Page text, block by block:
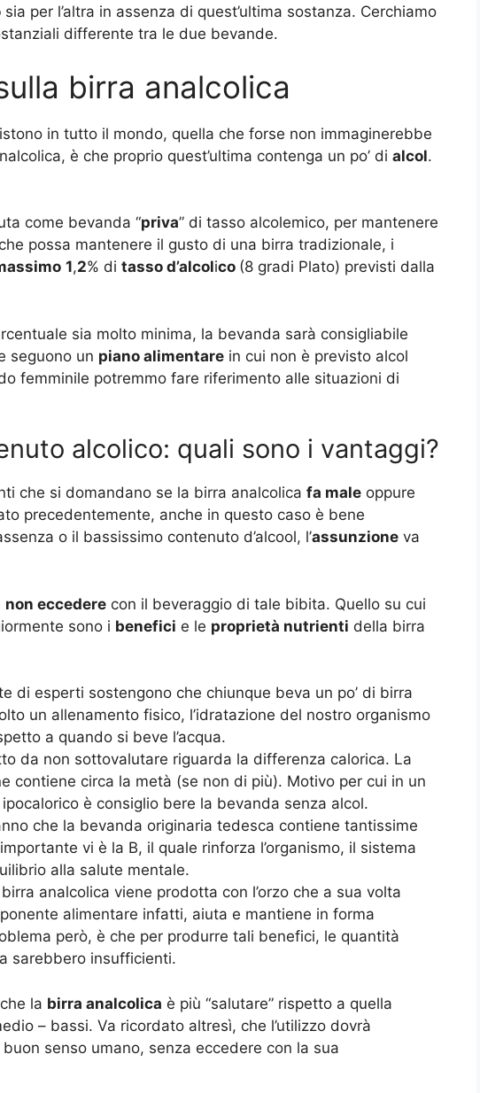
sia per l’altra in assenza di quest’ultima sostanza. Cerchiamo
differente tra le due bevande.
birra analcolica
in tutto il mondo, quella che forse non immaginerebbe
è che proprio quest’ultima contenga un po’ di alcol.
come bevanda “priva” di tasso alcolemico, per mantenere
possa mantenere il gusto di una birra tradizionale, i
1,2% di tasso d’alcolico (8 gradi Plato) previsti dalla
sia molto minima, la bevanda sarà consigliabile
seguono un piano alimentare in cui non è previsto alcol
femminile potremmo fare riferimento alle situazioni di
alcolico: quali sono i vantaggi?
che si domandano se la birra analcolica fa male oppure
precedentemente, anche in questo caso è bene
o il bassissimo contenuto d’alcool, l’assunzione va
non eccedere con il beveraggio di tale bibita. Quello su cui
sono i benefici e le proprietà nutrienti della birra
di esperti sostengono che chiunque beva un po’ di birra
un allenamento fisico, l’idratazione del nostro organismo
a quando si beve l’acqua.
da non sottovalutare riguarda la differenza calorica. La
contiene circa la metà (se non di più). Motivo per cui in un
è consiglio bere la bevanda senza alcol.
che la bevanda originaria tedesca contiene tantissime
vi è la B, il quale rinforza l’organismo, il sistema
alla salute mentale.
analcolica viene prodotta con l’orzo che a sua volta
alimentare infatti, aiuta e mantiene in forma
però, è che per produrre tali benefici, le quantità
sarebbero insufficienti.
la birra analcolica è più “salutare” rispetto a quella
– bassi. Va ricordato altresì, che l’utilizzo dovrà
senso umano, senza eccedere con la sua